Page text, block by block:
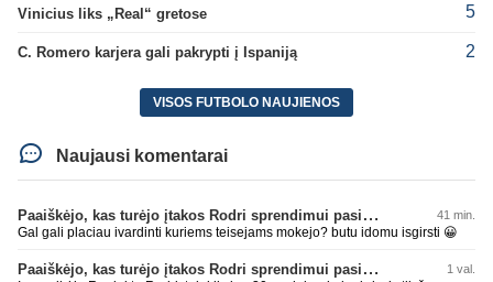
Vinicius liks „Real“ gretose 5
C. Romero karjera gali pakrypti į Ispaniją 2
VISOS FUTBOLO NAUJIENOS
Naujausi komentarai
Paaiškėjo, kas turėjo įtakos Rodri sprendimui pasirinkti Barselonos pusę 41 min.
Gal gali placiau ivardinti kuriems teisejams mokejo? butu idomu isgirsti 😀
Paaiškėjo, kas turėjo įtakos Rodri sprendimui pasirinkti Barselonos pusę 1 val.